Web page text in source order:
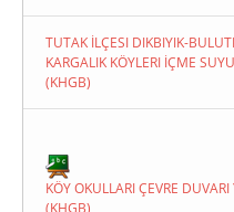
TUTAK İLÇESI DIKBIYIK-
KARGALIK KÖYLERI İÇME
(KHGB)
KÖY OKULLARI ÇEVRE
(KHGB)